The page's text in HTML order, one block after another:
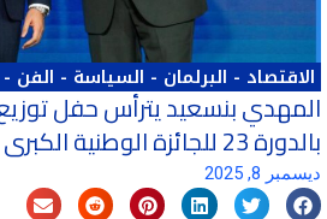
الاقتصاد - البرلمان - السياسة - الفن -
المهدي بنسعيد يترأس حفل
بالدورة 23 للجائزة الوطنية الكبرى للصحافة
ديسمبر 8, 2025